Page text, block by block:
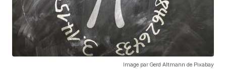
Image par Gerd Altmann de Pixabay